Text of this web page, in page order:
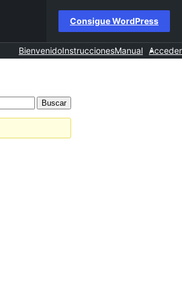
Consigue WordPress
BienvenidoInstruccionesManual Acceder